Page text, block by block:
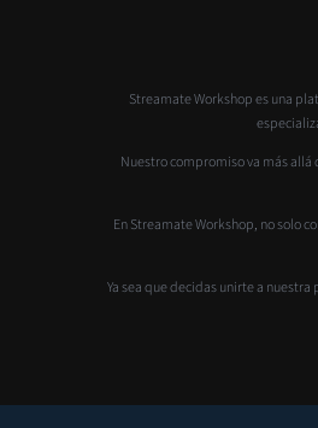
Streamate Workshop es una
Nuestro compromiso va más
En Streamate Workshop, no solo
Ya sea que decidas unirte a